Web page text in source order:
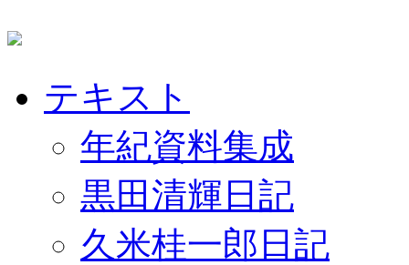
テキスト
年紀資料集成
黒田清輝日記
久米桂一郎日記